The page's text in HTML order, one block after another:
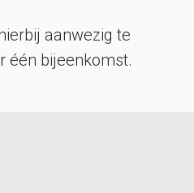
aanwezig te
één bijeenkomst.